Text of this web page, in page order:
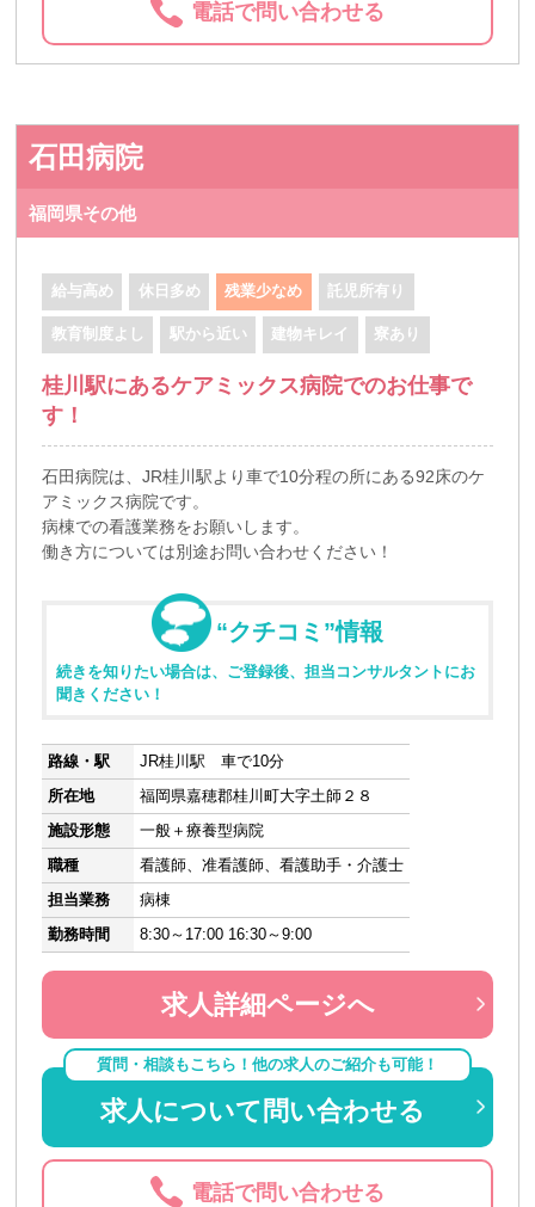
電話で問い合わせる
石田病院
福岡県その他
給与高め 休日多め 残業少なめ 託児所有り
教育制度よし 駅から近い 建物キレイ 寮あり
桂川駅にあるケアミックス病院でのお仕事で
す！
石田病院は、JR桂川駅より車で10分程の所にある92床のケ
アミックス病院です。
病棟での看護業務をお願いします。
働き方については別途お問い合わせください！
“クチコミ”情報
続きを知りたい場合は、ご登録後、担当コンサルタントにお
聞きください！
路線・駅
JR桂川駅 車で10分
所在地
福岡県嘉穂郡桂川町大字土師２８
施設形態
一般＋療養型病院
職種
看護師、准看護師、看護助手・介護士
担当業務
病棟
勤務時間
8:30～17:00 16:30～9:00
求人詳細ページへ
質問・相談もこちら！他の求人のご紹介も可能！
求人について問い合わせる
電話で問い合わせる